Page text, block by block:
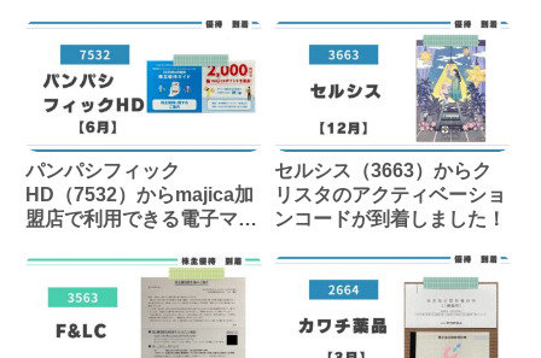
パンパシフィック
HD（7532）からmajica加
盟店で利用できる電子マネ
セルシス（3663）からク
リスタのアクティベーショ
ンコードが到着しました！